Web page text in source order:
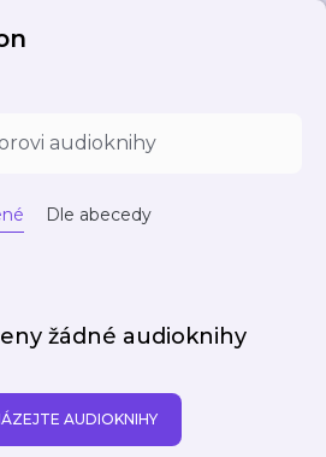
Dle abecedy
žádné audioknihy
AUDIOKNIHY